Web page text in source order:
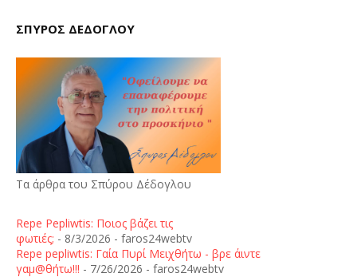
ΣΠΥΡΟΣ ΔΕΔΟΓΛΟΥ
Τα άρθρα του Σπύρου Δέδογλου
Repe Pepliwtis: Ποιος βάζει τις
φωτιές; - 8/3/2026 - faros24webtv
Repe pepliwtis: Γαία Πυρί Μειχθήτω - βρε άιντε
γαμ@θήτω!!! - 7/26/2026 - faros24webtv